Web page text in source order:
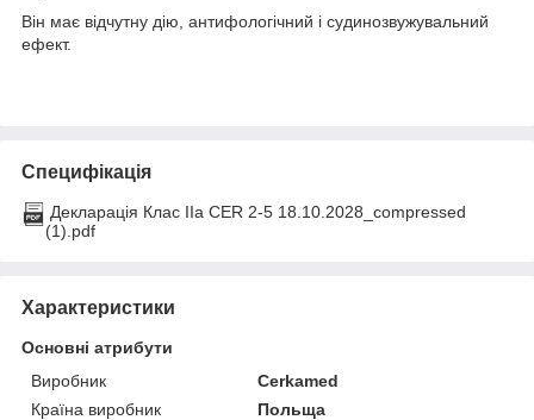
Він має відчутну дію, антифологічний і судинозвужувальний
ефект.
Специфікація
Декларація Клас ІІа CER 2-5 18.10.2028_compressed
(1).pdf
Характеристики
Основні атрибути
Виробник
Cerkamed
Країна виробник
Польща